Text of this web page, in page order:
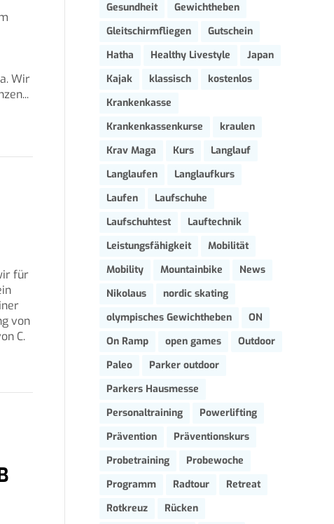
Wir
für
von
C.
Gesundheit
Gewichtheben
Gleitschirmfliegen
Gutschein
Hatha
Healthy Livestyle
Japan
Kajak
klassisch
kostenlos
Krankenkasse
Krankenkassenkurse
kraulen
Krav Maga
Kurs
Langlauf
Langlaufen
Langlaufkurs
Laufen
Laufschuhe
Laufschuhtest
Lauftechnik
Leistungsfähigkeit
Mobilität
Mobility
Mountainbike
News
Nikolaus
nordic skating
olympisches Gewichtheben
ON
On Ramp
open games
Outdoor
Paleo
Parker outdoor
Parkers Hausmesse
Personaltraining
Powerlifting
Prävention
Präventionskurs
Probetraining
Probewoche
Programm
Radtour
Retreat
Rotkreuz
Rücken